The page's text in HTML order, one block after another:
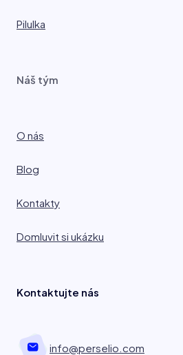
Pilulka
Náš tým
O nás
Blog
Kontakty
Domluvit si ukázku
Kontaktujte nás
info@perselio.com